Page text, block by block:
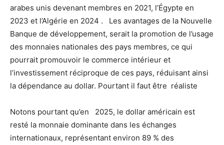
arabes unis devenant membres en 2021, l’Égypte en
2023 et l’Algérie en 2024 . Les avantages de la Nouvelle
Banque de développement, serait la promotion de l’usage
des monnaies nationales des pays membres, ce qui
pourrait promouvoir le commerce intérieur et
l’investissement réciproque de ces pays, réduisant ainsi
la dépendance au dollar. Pourtant il faut être réaliste
Notons pourtant qu’en 2025, le dollar américain est
resté la monnaie dominante dans les échanges
internationaux, représentant environ 89 % des